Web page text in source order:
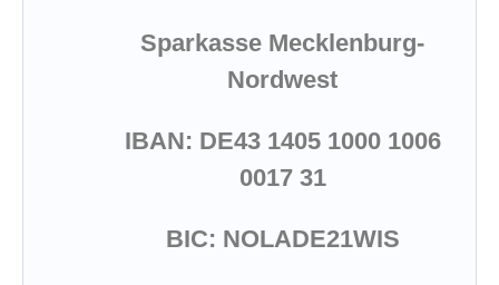
Sparkasse Mecklenburg-
Nordwest
IBAN: DE43 1405 1000 1006
0017 31
BIC: NOLADE21WIS